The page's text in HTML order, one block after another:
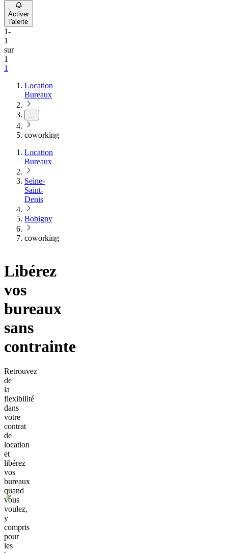
Activer
l'alerte
1-
1
sur
1
1
Location
Bureaux
coworking
Location
Bureaux
Seine-
Saint-
Denis
Bobigny
coworking
Libérez
vos
bureaux
sans
contrainte
Retrouvez
de
la
flexibilité
dans
votre
contrat
de
location
et
libérez
vos
bureaux
quand
vous
voulez,
y
compris
pour
les